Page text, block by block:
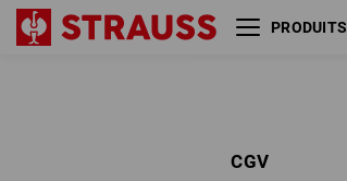
PRODUITS
CGV